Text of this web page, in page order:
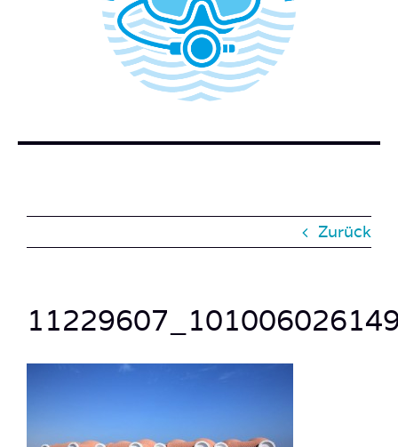
WER STECKT HINTER DEM TAUCHERBLOG?
BUCH BESTELLEN
Zurück